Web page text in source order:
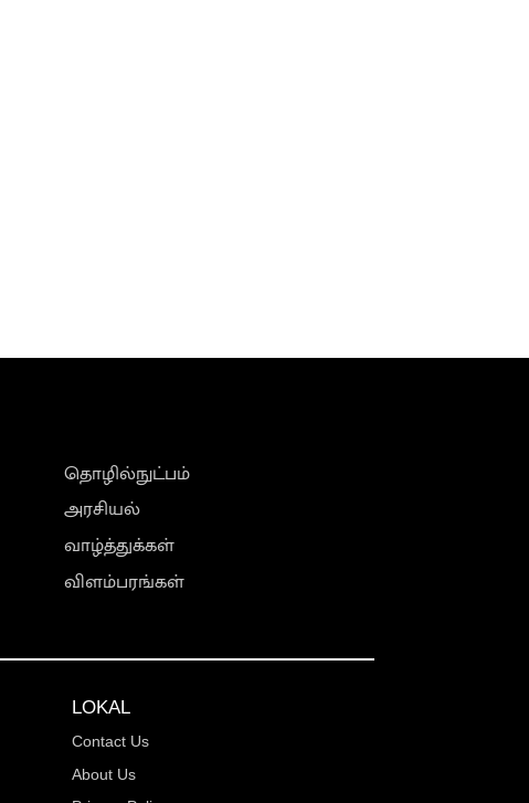
தொழில்நுட்பம்
அரசியல்
வாழ்த்துக்கள்
விளம்பரங்கள்
LOKAL
Contact Us
About Us